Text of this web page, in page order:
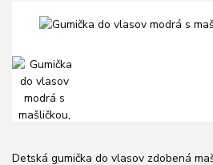
Detská gumička do vlasov zdobená